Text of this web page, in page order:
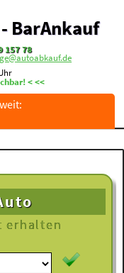
BarAnkauf
157 78
< <<
erhalten